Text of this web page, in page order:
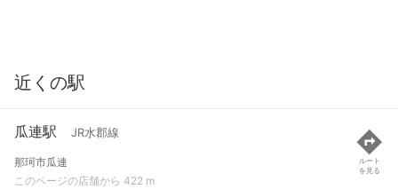
近くの駅
瓜連駅 JR水郡線
那珂市瓜連
このページの店舗から 422 m
ルート
を見る